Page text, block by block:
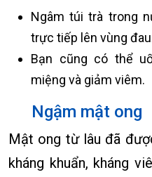
Ngâm túi trà trong
trực tiếp lên vùng
Bạn cũng có thể
miệng và giảm viêm.
Ngậm mật ong
Mật ong từ lâu đã
kháng khuẩn, kháng